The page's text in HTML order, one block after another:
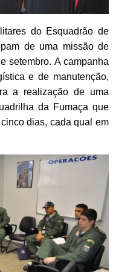
do Esquadrão de
de uma missão de
setembro. A campanha
e de manutenção,
a realização de uma
da Fumaça que
dias, cada qual em